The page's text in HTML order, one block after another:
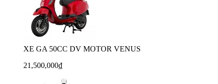
XE GA 50CC DV MOTOR VENUS
21,500,000₫